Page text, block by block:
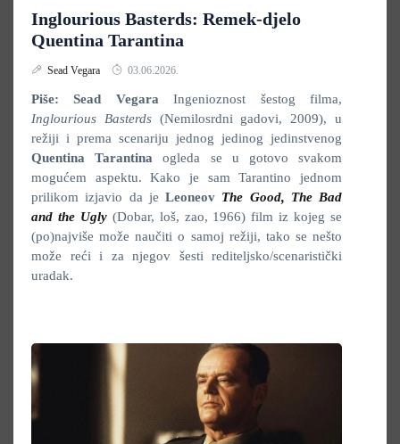
Inglourious Basterds: Remek-djelo
Quentina Tarantina
Sead Vegara 03.06.2026.
Piše: Sead Vegara Ingenioznost šestog filma,
Inglourious Basterds (Nemilosrdni gadovi, 2009), u
režiji i prema scenariju jednog jedinog jedinstvenog
Quentina Tarantina ogleda se u gotovo svakom
mogućem aspektu. Kako je sam Tarantino jednom
prilikom izjavio da je Leoneov The Good, The Bad
and the Ugly (Dobar, loš, zao, 1966) film iz kojeg se
(po)najviše može naučiti o samoj režiji, tako se nešto
može reći i za njegov šesti rediteljsko/scenaristički
uradak.